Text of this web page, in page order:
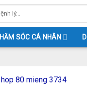
SÓC CÁ NHÂN